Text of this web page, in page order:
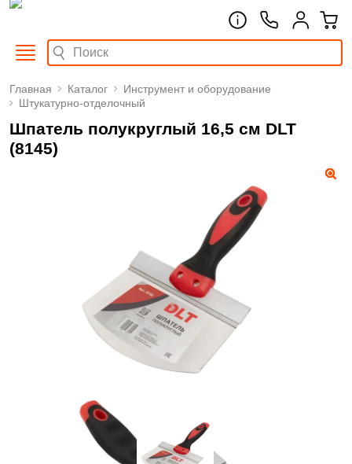
Главная Каталог
Инструмент и оборудование
Штукатурно-отделочный
Шпатель полукруглый 16,5 см DLT
(8145)